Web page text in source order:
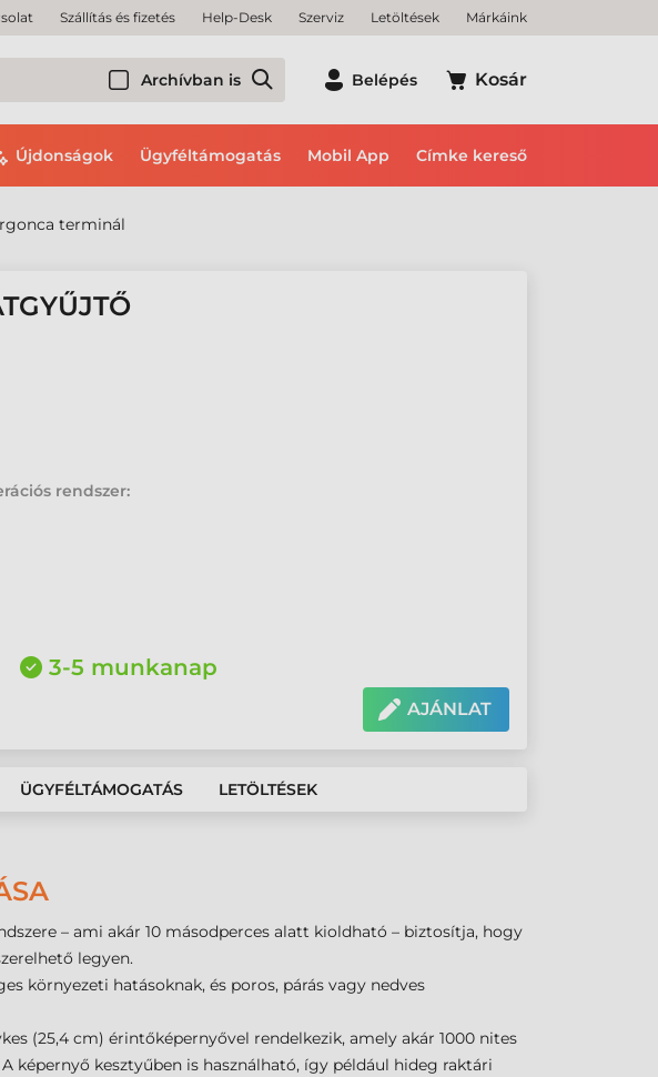
Szállítás és fizetés Help-Desk Szerviz Letöltések Márkáink
Archívban is Belépés Kosár
Újdonságok Ügyféltámogatás Mobil App Címke kereső
terminál
rendszer:
3-5 munkanap
AJÁNLAT
ÜGYFÉLTÁMOGATÁS LETÖLTÉSEK
– ami akár 10 másodperces alatt kioldható – biztosítja, hogy
legyen.
környezeti hatásoknak, és poros, párás vagy nedves
(25,4 cm) érintőképernyővel rendelkezik, amely akár 1000 nites
kesztyűben is használható, így például hideg raktári